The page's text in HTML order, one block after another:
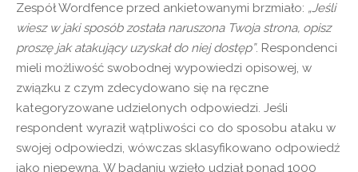
Zespół Wordfence przed ankietowanymi brzmiało: „Jeśli
wiesz w jaki sposób została naruszona Twoja strona, opisz
proszę jak atakujący uzyskał do niej dostęp”. Respondenci
mieli możliwość swobodnej wypowiedzi opisowej, w
związku z czym zdecydowano się na ręczne
kategoryzowane udzielonych odpowiedzi. Jeśli
respondent wyraził wątpliwości co do sposobu ataku w
swojej odpowiedzi, wówczas sklasyfikowano odpowiedź
jako niepewną. W badaniu wzięło udział ponad 1000